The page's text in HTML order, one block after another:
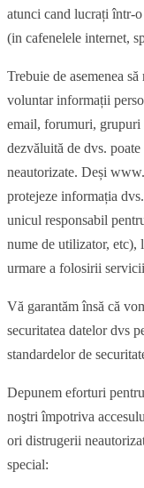
atunci cand lucrați într-
(in cafenelele internet,
Trebuie de asemenea
voluntar informații
email, forumuri, grupuri
dezvăluită de dvs.
neautorizate. Deși
protejeze informația
unicul responsabil
nume de utilizator, etc),
urmare a folosirii
Vă garantăm însă că
securitatea datelor dvs
standardelor de
Depunem eforturi
noştri împotriva
ori distrugerii
special: